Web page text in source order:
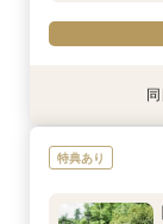
特典あ
特典あり